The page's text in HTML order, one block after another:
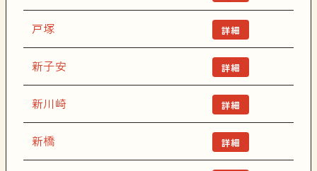
戸塚 詳細
新子安 詳細
新川崎 詳細
新橋 詳細